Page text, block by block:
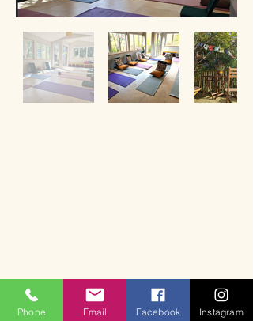
Phone Email Facebook Instagram